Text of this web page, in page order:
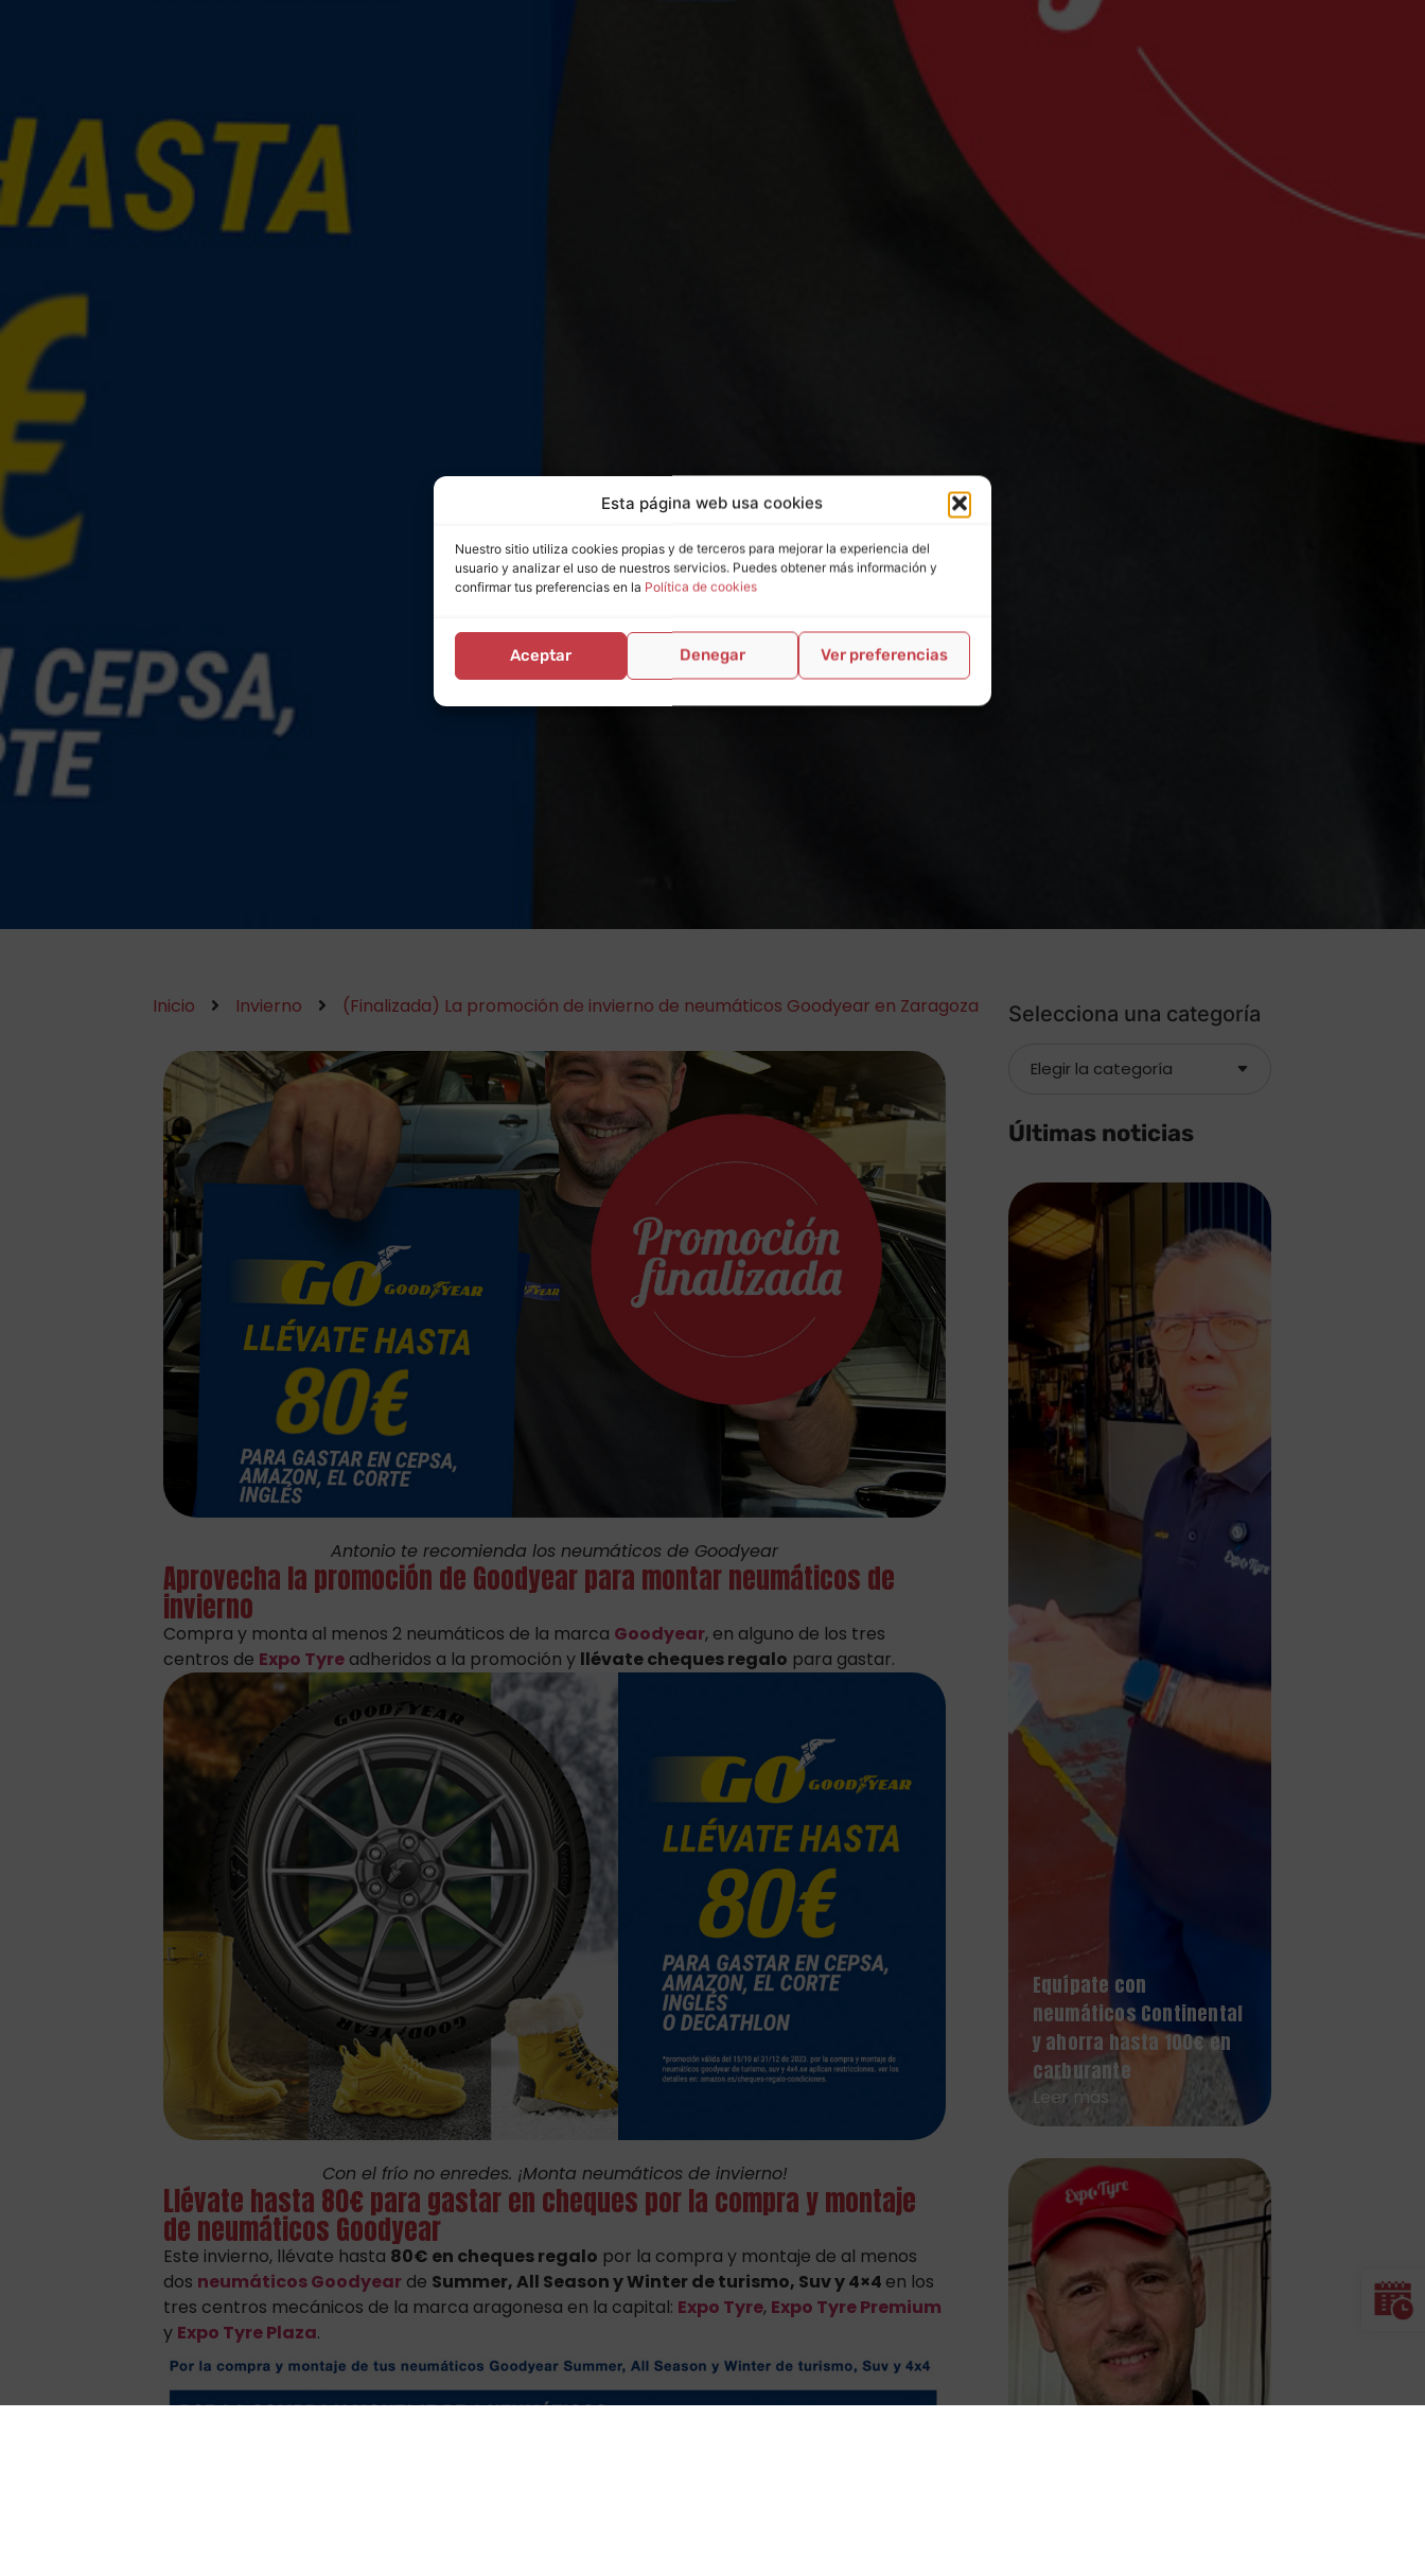
Esta página web usa cookies
Nuestro sitio utiliza cookies propias y de terceros para mejorar la experiencia del
usuario y analizar el uso de nuestros servicios. Puedes obtener más información y
confirmar tus preferencias en la Política de cookies
Aceptar Denegar Ver preferencias
Inicio Invierno (Finalizada) La promoción de invierno de neumáticos Goodyear en Zaragoza
Antonio te recomienda los neumáticos de Goodyear
Aprovecha la promoción de Goodyear para montar neumáticos de
invierno
Compra y monta al menos 2 neumáticos de la marca Goodyear, en alguno de los tres
centros de Expo Tyre adheridos a la promoción y llévate cheques regalo para gastar.
Con el frío no enredes. ¡Monta neumáticos de invierno!
Llévate hasta 80€ para gastar en cheques por la compra y montaje
de neumáticos Goodyear
Este invierno, llévate hasta 80€ en cheques regalo por la compra y montaje de al menos
dos neumáticos Goodyear de Summer, All Season y Winter de turismo, Suv y 4×4 en los
tres centros mecánicos de la marca aragonesa en la capital: Expo Tyre, Expo Tyre Premium
y Expo Tyre Plaza.
Selecciona una categoría
Últimas noticias
Equípate con
neumáticos Continental
y ahorra hasta 100€ en
carburante
Leer más